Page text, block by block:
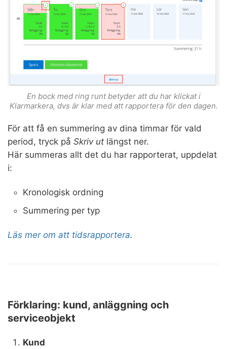
En bock med ring runt betyder att du har klickat i
Klarmarkera, dvs är klar med att rapportera för den dagen.
För att få en summering av dina timmar för vald
period, tryck på Skriv ut längst ner.
Här summeras allt det du har rapporterat, uppdelat
i:
Kronologisk ordning
Summering per typ
Läs mer om att tidsrapportera.
Förklaring: kund, anläggning och
serviceobjekt
Kund